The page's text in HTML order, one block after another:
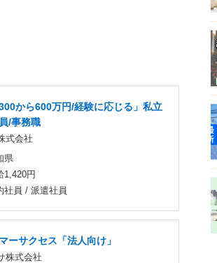
300から600万円/経験に応じる」私立
/事務職
式会社
県
1,420円
社員 / 派遣社員
ーサクセス「法人向け」
株式会社